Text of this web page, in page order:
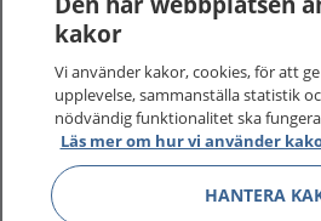
På 1177.se får du råd om hälsa
sjukdomar och vilka
Logga in för att läsa din journal
vårdärenden. Ring
sjukvårdsrådgivning dygnet
1177 ger dig råd när du vill må
kakor
Vi använder kakor, cookies, för att
upplevelse, sammanställa statistik
nödvändig funktionalitet ska
Läs mer om hur vi använder
HANTERA